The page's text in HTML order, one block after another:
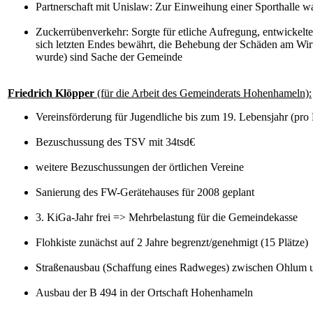
Partnerschaft mit Unislaw: Zur Einweihung einer Sporthalle
Zuckerrübenverkehr: Sorgte für etliche Aufregung,
sich letzten Endes bewährt, die Behebung der Schäden am
wurde) sind Sache der Gemeinde
Friedrich Klöpper (für die Arbeit des Gemeinderats Hohenhameln):
Vereinsförderung für Jugendliche bis zum 19. Lebensjahr
Bezuschussung des TSV mit 34tsd€
weitere Bezuschussungen der örtlichen Vereine
Sanierung des FW-Gerätehauses für 2008 geplant
3. KiGa-Jahr frei => Mehrbelastung für die Gemeindekasse
Flohkiste zunächst auf 2 Jahre begrenzt/genehmigt (15 Plätze)
Straßenausbau (Schaffung eines Radweges) zwischen
Ausbau der B 494 in der Ortschaft Hohenhameln